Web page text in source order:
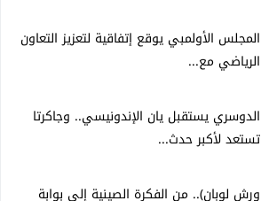
المجلس الأولمبي يوقع إتفاقية لتعزيز التعاون
الرياضي مع...
الدوسري يستقبل يان الإندونيسي.. وجاكرتا
تستعد لأكبر حدث...
ورش لوبان).. من الفكرة الصينية إلى بوابة